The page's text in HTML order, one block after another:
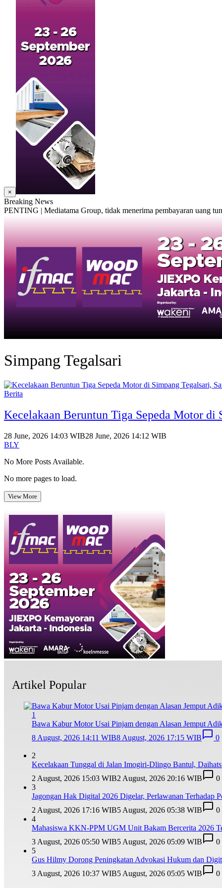
×
Breaking News
PENTING | Mediatama Group, tidak menerima pembayaran uang
Simpang Tegalsari
Berita
Kecelakaan Beruntun Tiga Sepeda Motor di
28 June, 2026 14:03 WIB28 June, 2026 14:12 WIB
BLY
No More Posts Available.
No more pages to load.
View More
Artikel Popular
1
Bawa Kabur Motor Usai Pinjam dengan Alasan Jemput
8 August, 2026 14:11 WIB8 August, 2026 17:15 WIB 0
2
Kecelakaan Tunggal di Jalan Imogiri-Dlingo Bantul,
2 August, 2026 15:03 WIB2 August, 2026 20:16 WIB
0
3
Jagongan Hak Digital 2026 Digelar, Perlawanan Terhadap
2 August, 2026 17:16 WIB5 August, 2026 05:38 WIB
0
4
Mahasiswa KKN-PPM UGM Unit Bakam Bercerita 2026
3 August, 2026 05:50 WIB5 August, 2026 05:09 WIB
0
5
Gus Hilmy Dorong Peningkatan Advokasi Hukum dan
3 August, 2026 10:37 WIB5 August, 2026 05:05 WIB 0